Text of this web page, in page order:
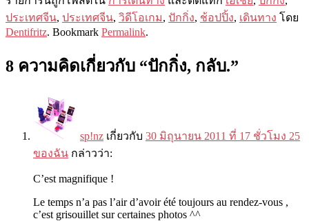
ประเทศจีน, ประเทศจีน, วิดีโอเกม, ปักกิ่ง, ช้อปปิ้ง, เดินทาง โดย
Dentifritz. Bookmark Permalink.
8 ความคิดเกี่ยวกับ “ปักกิ่ง, กลับ.”
sp!nz เกี่ยวกับ 30 มิถุนายน 2011 ที่ 17 ชั่วโมง 25
ของฉัน กล่าวว่า:
C’est magnifique !
Le temps n’a pas l’air d’avoir été toujours au rendez-vous ,
c’est grisouillet sur certaines photos ^^